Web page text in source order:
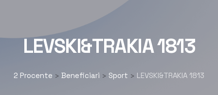
LEVSKI&TRAKIA 1813
2 Procente > Beneficiari > Sport > LEVSKI&TRAKIA 1813